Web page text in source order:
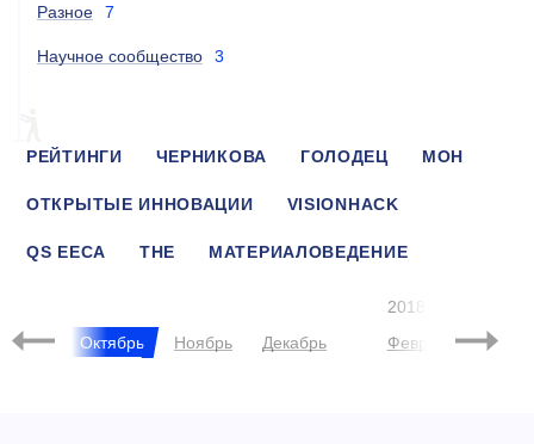
Разное 7
Научное сообщество 3
РЕЙТИНГИ ЧЕРНИКОВА ГОЛОДЕЦ МОН
ОТКРЫТЫЕ ИННОВАЦИИ VISIONHACK
QS EECA THE МАТЕРИАЛОВЕДЕНИЕ
Октябрь Ноябрь Декабрь
2018
Февраль
Март